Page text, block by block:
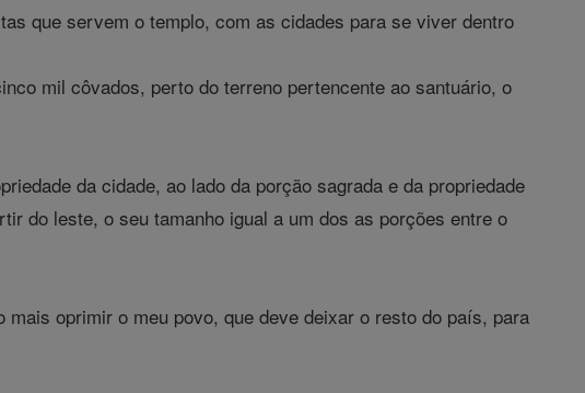
que servem o templo, com as cidades para se viver dentro
mil côvados, perto do terreno pertencente ao santuário, o
da cidade, ao lado da porção sagrada e da propriedade
do leste, o seu tamanho igual a um dos as porções entre o
oprimir o meu povo, que deve deixar o resto do país, para